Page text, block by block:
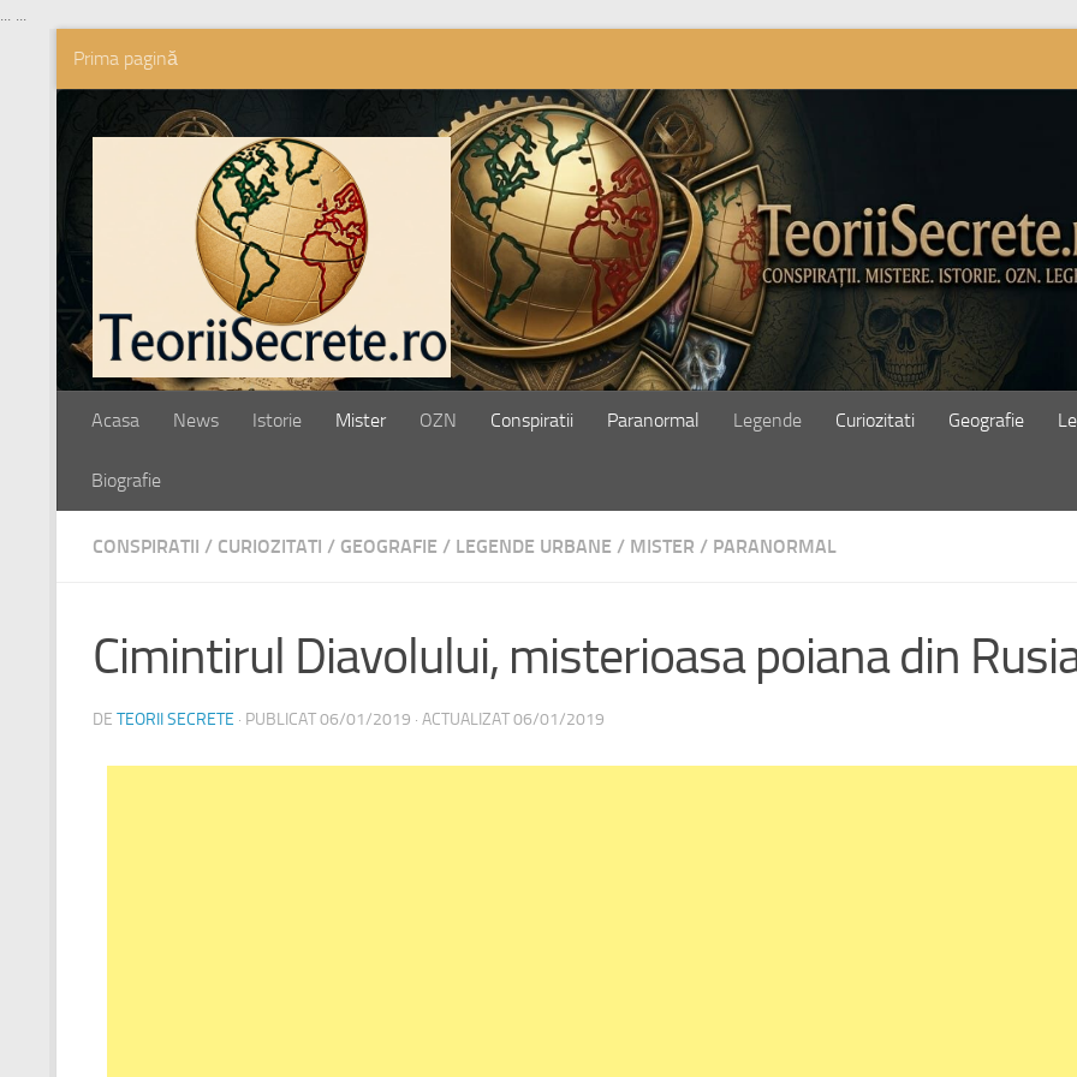
... ...
Skip to content
Prima pagină
Acasa News Istorie Mister OZN Conspiratii Paranormal Legende Curiozitati Geografie
Biografie
CONSPIRATII / CURIOZITATI / GEOGRAFIE / LEGENDE URBANE / MISTER / PARANORMAL
Cimintirul Diavolului, misterioasa poiana din
DE TEORII SECRETE · PUBLICAT06/01/2019 · ACTUALIZAT06/01/2019